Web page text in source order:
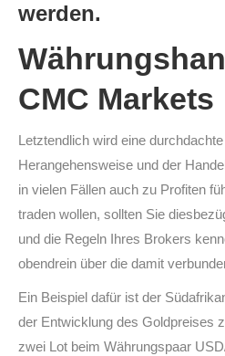
werden.
CMC Markets
Letztendlich wird eine
Herangehensweise und der
in vielen Fällen auch zu Profiten
traden wollen, sollten Sie
und die Regeln Ihres Brokers
obendrein über die damit
Ein Beispiel dafür ist der
der Entwicklung des Goldpreises
zwei Lot beim Währungspaar